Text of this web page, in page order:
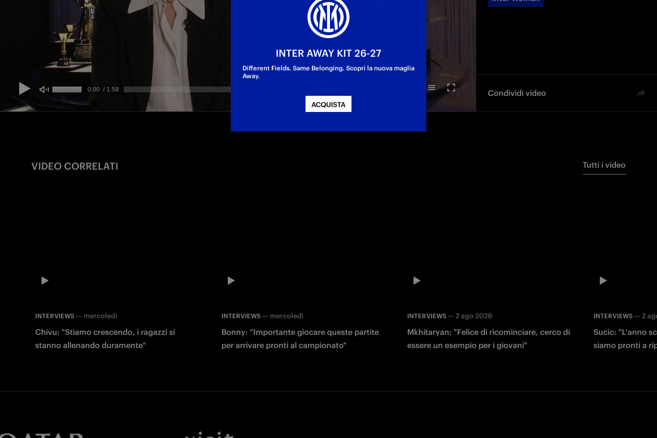
Condividi video
VIDEO CORRELATI Tutti i video
INTERVIEWS — mercoledì
Chivu: "Stiamo crescendo, i ragazzi si
stanno allenando duramente"
INTERVIEWS— mercoledì
Bonny: "Importante giocare queste partite
per arrivare pronti al campionato"
INTERVIEWS —2 ago 2026
Mkhitaryan: "Felice di ricominciare, cerco di
essere un esempio per i giovani"
INTERVIEWS— 2
Sucic: "L'anno
siamo pronti a
INTER AWAY KIT 26-27
Different Fields. Same Belonging. Scopri la nuova maglia
Away.
ACQUISTA